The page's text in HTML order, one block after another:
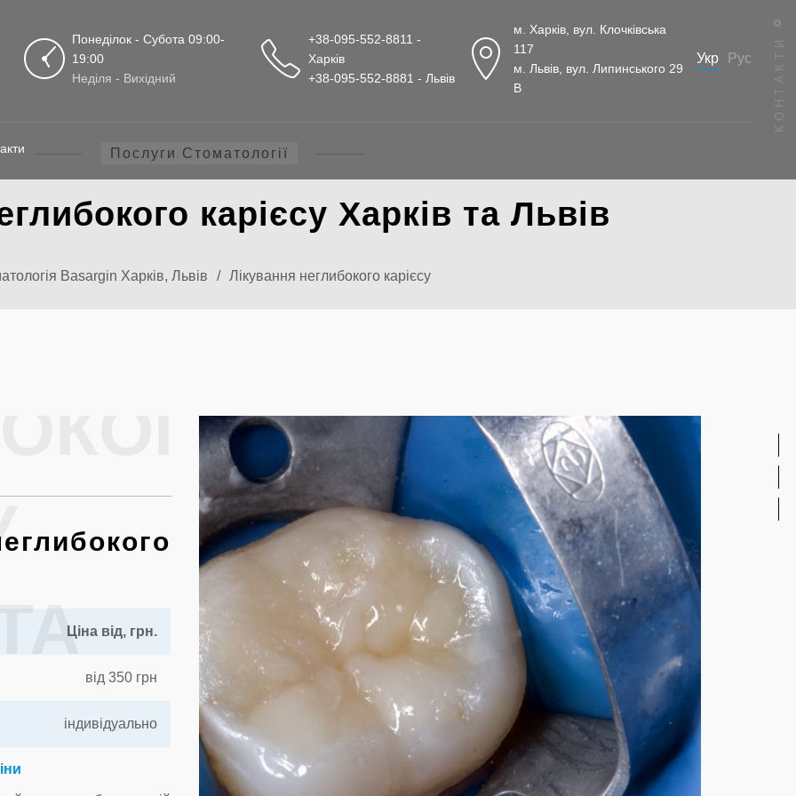
Понеділок - Субота 09:00-
19:00
Неділя - Вихідний
+38-095-552-8811 -
Харків
+38-095-552-8881 - Львів
м. Харків, вул. Клочківська
117
м. Львів, вул. Липинського 29
В
Укр Рус
Послуги Стоматології
карієсу Харків та Львів
Basargin Харків, Львів / Лікування неглибокого карієсу
Ціна від, грн.
від 350 грн
індивідуально
КОНТАКТИ